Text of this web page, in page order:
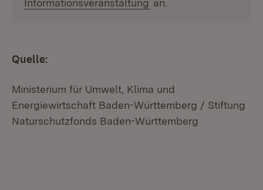
Informationsveranstaltung an.
Quelle:
Ministerium für Umwelt, Klima und
Energiewirtschaft Baden-Württemberg / Stiftung
Naturschutzfonds Baden-Württemberg